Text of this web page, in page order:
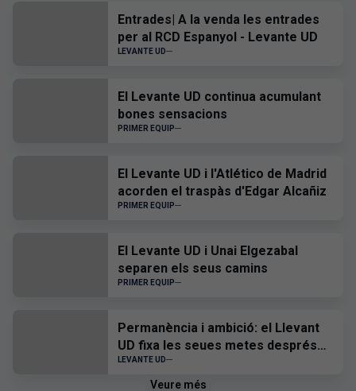
Entrades| A la venda les entrades
per al RCD Espanyol - Levante UD
LEVANTE UD
El Levante UD continua acumulant
bones sensacions
PRIMER EQUIP
El Levante UD i l'Atlético de Madrid
acorden el traspàs d'Edgar Alcañiz
PRIMER EQUIP
El Levante UD i Unai Elgezabal
separen els seus camins
PRIMER EQUIP
Permanència i ambició: el Llevant
UD fixa les seues metes després
de la visita a la Basílica
LEVANTE UD
Veure més